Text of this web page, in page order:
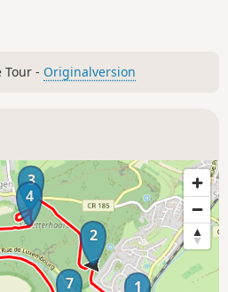
- Originalversion
1
2
3
4
7